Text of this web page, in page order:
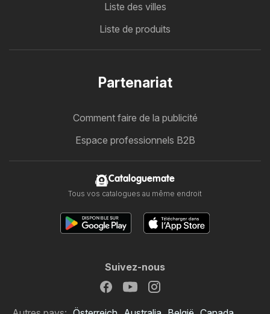
Liste des villes
Liste de produits
Partenariat
Comment faire de la publicité
Espace professionnels B2B
Cataloguemate
Tous vos catalogues au même endroit
Suivez-nous